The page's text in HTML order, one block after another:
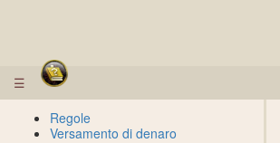
☰
Regole
Versamento di denaro